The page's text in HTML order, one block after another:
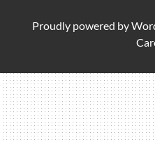
Proudly powered by